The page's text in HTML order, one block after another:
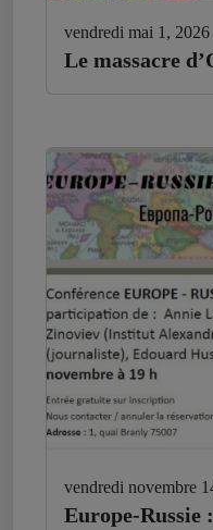
vendredi mai 1, 2026
Le massacre
vendredi novembre
Europe-Russie